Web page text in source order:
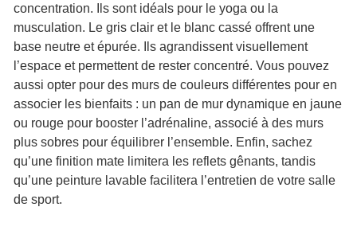
concentration. Ils sont idéals pour le yoga ou la
musculation. Le gris clair et le blanc cassé offrent une
base neutre et épurée. Ils agrandissent visuellement
l’espace et permettent de rester concentré. Vous pouvez
aussi opter pour des murs de couleurs différentes pour en
associer les bienfaits : un pan de mur dynamique en jaune
ou rouge pour booster l’adrénaline, associé à des murs
plus sobres pour équilibrer l’ensemble. Enfin, sachez
qu’une finition mate limitera les reflets gênants, tandis
qu’une peinture lavable facilitera l’entretien de votre salle
de sport.